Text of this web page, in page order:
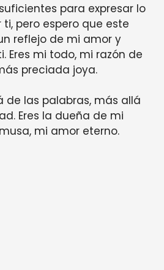
para expresar lo
pero espero que este
reflejo de mi amor y
Eres mi todo, mi razón de
preciada joya.
de las palabras, más allá
Eres la dueña de mi
mi amor eterno.